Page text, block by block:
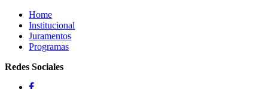
Home
Institucional
Juramentos
Programas
Redes Sociales